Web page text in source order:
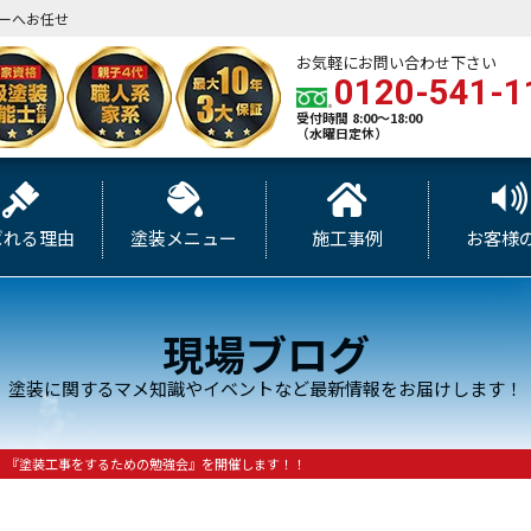
へお任せ
お気軽にお問い合わせ下さい
0120-541-
受付時間 8:00～18:00
（水曜日定休）
る理由 塗装メニュー 施工事例 お客様
現場ブログ
塗装に関するマメ知識やイベントなど最新情報をお届けします！
『塗装工事をするための勉強会』を開催します！！